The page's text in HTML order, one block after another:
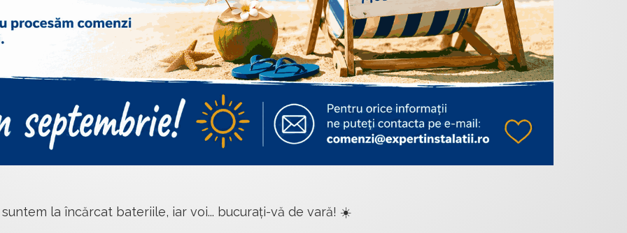
suntem la încărcat bateriile, iar voi... bucurați-vă de vară! ☀️